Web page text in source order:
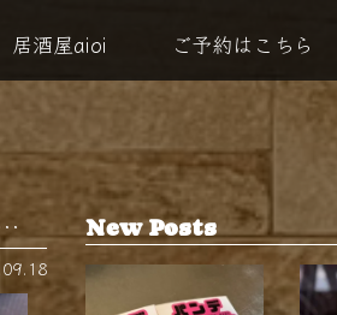
居酒屋aioi ご予約はこちら
New Posts